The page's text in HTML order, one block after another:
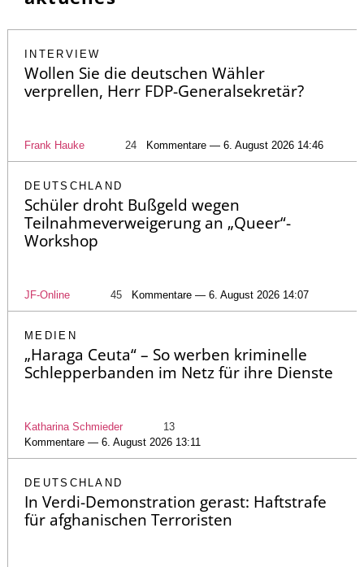
INTERVIEW
Wollen Sie die deutschen Wähler
verprellen, Herr FDP-Generalsekretär?
Frank Hauke 24 Kommentare — 6. August 2026 14:46
DEUTSCHLAND
Schüler droht Bußgeld wegen
Teilnahmeverweigerung an „Queer“-
Workshop
JF-Online 45 Kommentare — 6. August 2026 14:07
MEDIEN
„Haraga Ceuta“ – So werben kriminelle
Schlepperbanden im Netz für ihre Dienste
Katharina Schmieder
13
Kommentare — 6. August 2026 13:11
DEUTSCHLAND
In Verdi-Demonstration gerast: Haftstrafe
für afghanischen Terroristen